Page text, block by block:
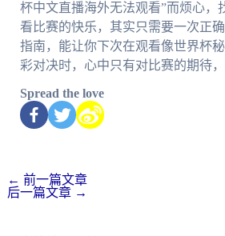
杯中文直播海外无法观看”而烦心，
看比赛的快乐，其实只需要一次正
指南，能让你下次在观看像世界杯
彩对决时，心中只有对比赛的期待，
Spread the love
← 前一篇文章
后一篇文章 →